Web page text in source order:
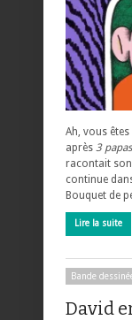
Ah, vous
après 3 papas
racontait son
continue
Bouquet de
Lire la suite
Bande
David